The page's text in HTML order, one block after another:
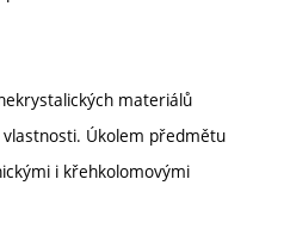
materiálů
Úkolem předmětu
i křehkolomovými